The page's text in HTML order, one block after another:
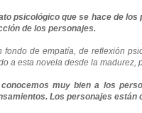
psicológico que se hace de
de los personajes.
fondo de empatía, de reflexión
a esta novela desde la madurez,
conocemos muy bien a los
Los personajes están